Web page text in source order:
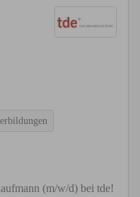
(m/w/d) bei tde!